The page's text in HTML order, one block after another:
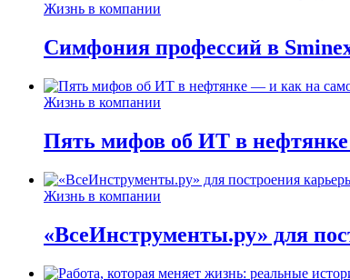
Жизнь в компании
Симфония профессий в
Жизнь в компании
Пять мифов об ИТ в
Жизнь в компании
«ВсеИнструменты.ру» для